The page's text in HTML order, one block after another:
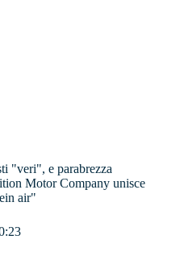
"veri", e parabrezza
Motor Company unisce
air"